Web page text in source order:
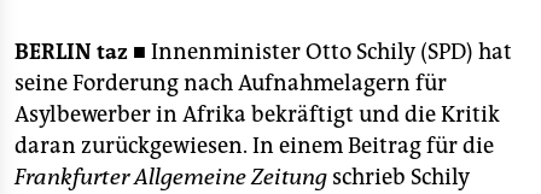
verlag
verlag
veranstaltungen
BERLIN taz ■ Innenminister Otto Schily (SPD) hat
seine Forderung nach Aufnahmelagern für
Asylbewerber in Afrika bekräftigt und die Kritik
daran zurückgewiesen. In einem Beitrag für die
Frankfurter Allgemeine Zeitung schrieb Schily